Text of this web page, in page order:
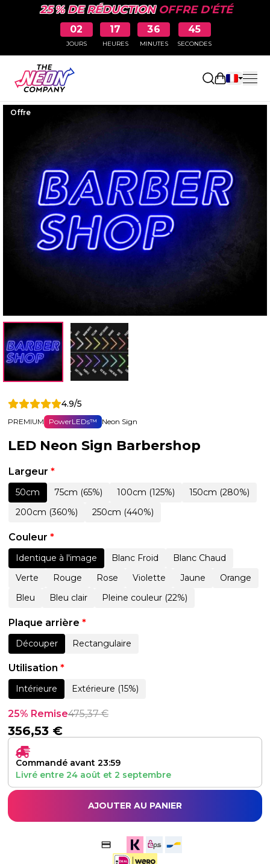
25 % DE RÉDUCTIONOFFRE D'ÉTÉ
02
JOURS
17
HEURES
36
MINUTES
44
SECONDES
Ouvrir le
Offre
4.9/5
PREMIUM PowerLEDs™ Neon Sign
LED Neon Sign Barbershop
Largeur *
50cm 75cm (65%) 100cm (125%)
150cm (280%)
200cm (360%)
250cm (440%)
Couleur *
Identique à l'image Blanc Froid
Blanc Chaud
Verte
Rouge Rose Violette Jaune
Orange
Bleu
Bleu clair Pleine couleur (22%)
Plaque arrière *
Découper Rectangulaire
Utilisation *
Intérieure Extérieure (15%)
25% Remise475,37€
356,53 €
Commandé avant 23:59
Livré entre 24 août et 2 septembre
AJOUTER AU PANIER